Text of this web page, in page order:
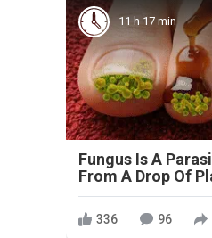
11 h 17 min
Fungus Is A
From A Drop Of
336 96